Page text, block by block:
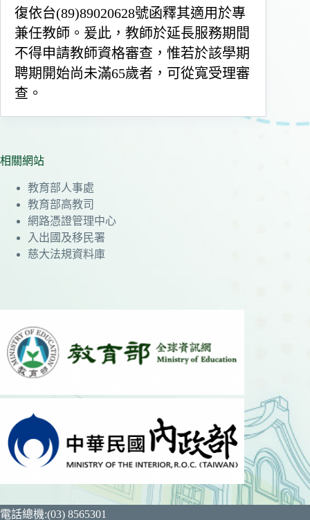
復依台(89)89020628號函釋其適用於專
兼任教師。爰此，教師於延長服務期間
不得申請教師資格審查，惟若於該學期
聘期開始尚未滿65歲者，可從寬受理審
查。
相關網站
教育部人事處
教育部高教司
網路憑證管理中心
入出國及移民署
慈大法規資料庫
電話總機:(03) 8565301